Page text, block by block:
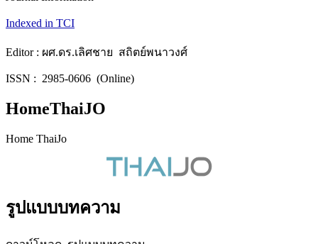
Indexed in TCI
Editor : ผศ.ดร.เลิศชาย สถิตย์พนาวงศ์
ISSN : 2985-0606 (Online)
HomeThaiJO
Home ThaiJo
รูปแบบบทความ